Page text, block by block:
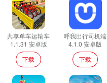
共享单车运输车
1.1.31 安卓版
下载
呼我出行司机端
4.1.0 安卓版
下载